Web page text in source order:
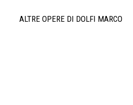
ALTRE OPERE DI DOLFI MARCO